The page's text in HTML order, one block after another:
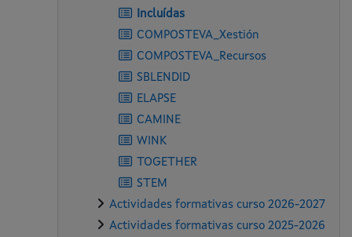
Incluídas
COMPOSTEVA_Xestión
COMPOSTEVA_Recursos
SBLENDID
ELAPSE
CAMINE
WINK
TOGETHER
STEM
Actividades formativas curso 2026-2027
Actividades formativas curso 2025-2026